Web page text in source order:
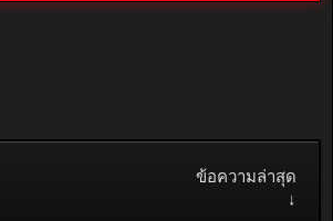
ข้อความล่าสุด
↓